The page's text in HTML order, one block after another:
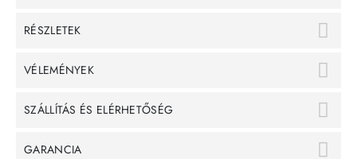
RÉSZLETEK
VÉLEMÉNYEK
SZÁLLÍTÁS ÉS ELÉRHETŐSÉG
GARANCIA